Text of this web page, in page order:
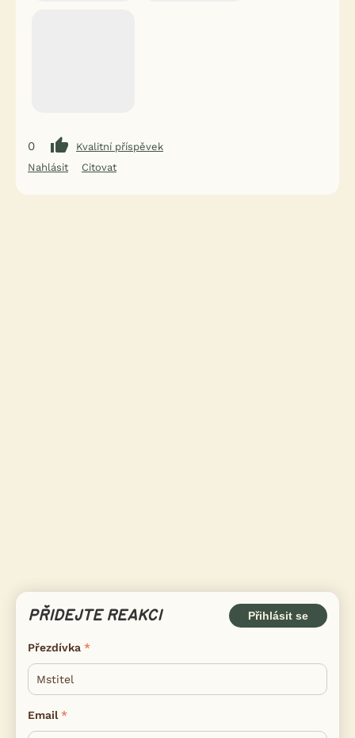
0
Kvalitní příspěvek
Nahlásit
Citovat
PŘIDEJTE REAKCI Přihlásit se
Přezdívka
Email